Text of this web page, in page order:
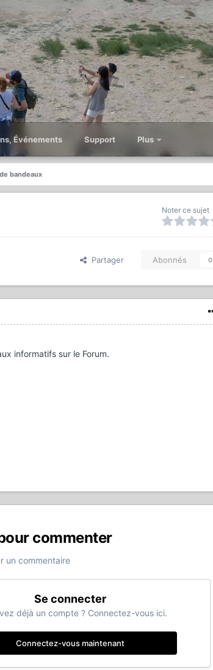
Événements Support Plus
bandeaux
Noter ce sujet
Partager Abonnés 0
informatifs sur le Forum.
commenter
un commentaire
Se connecter
déjà un compte ? Connectez-vous ici.
Connectez-vous maintenant